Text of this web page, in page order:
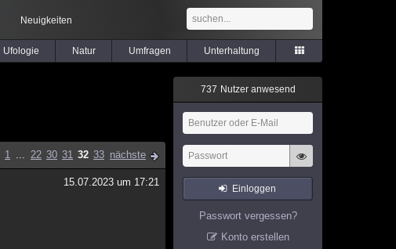
Neuigkeiten
Ufologie Natur Umfragen Unterhaltung
1 ... 22 30 31 32 33 nächste
15.07.2023 um 17:21
737 Nutzer anwesend
Einloggen
Passwort vergessen?
Konto erstellen